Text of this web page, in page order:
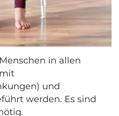
und
zu steigern.
in allen
und
werden. Es sind